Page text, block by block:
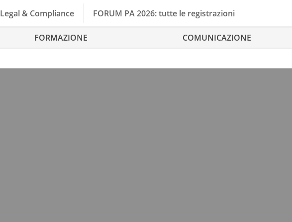
Legal & Compliance FORUM PA 2026: tutte le registrazioni
FORMAZIONE COMUNICAZIONE